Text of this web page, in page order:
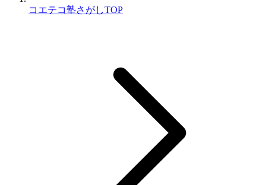
コエテコ塾さがしTOP